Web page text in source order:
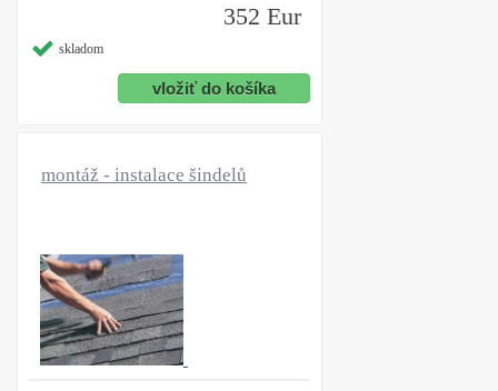
352 Eur
skladom
montáž - instalace šindelů